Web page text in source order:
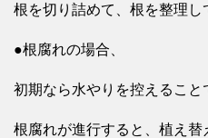
根を切り詰めて、根を整理し
●根腐れの場合、
初期なら水やりを控えること
根腐れが進行すると、植え替